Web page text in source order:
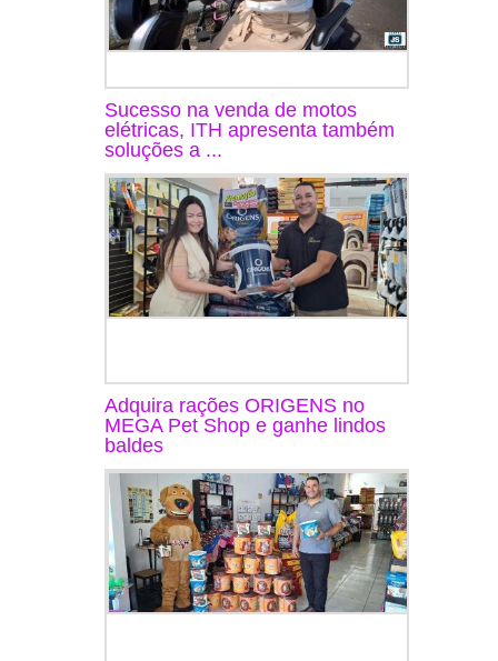
Sucesso na venda de motos
elétricas, ITH apresenta também
soluções a ...
Adquira rações ORIGENS no
MEGA Pet Shop e ganhe lindos
baldes